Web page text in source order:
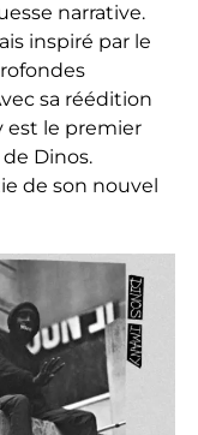
narrative.
inspiré par le
sa réédition
est le premier
Dinos.
de son nouvel